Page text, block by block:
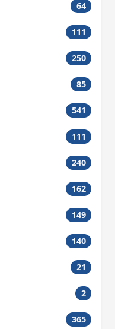
64
111
250
85
541
111
240
162
149
140
21
2
365